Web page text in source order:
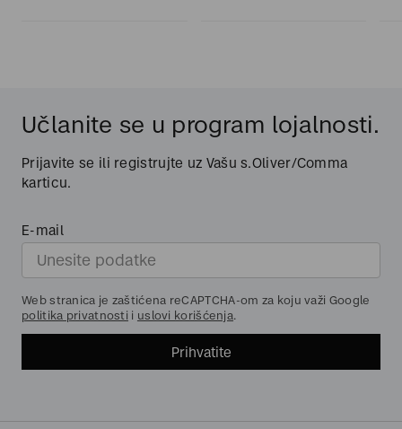
Učlanite se u program lojalnosti.
Prijavite se ili registrujte uz Vašu s.Oliver/Comma
karticu.
E-mail
Web stranica je zaštićena reCAPTCHA-om za koju važi Google
politika privatnosti i uslovi korišćenja.
Prihvatite